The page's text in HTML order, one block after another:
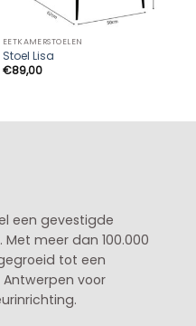
EETKAMERSTOELEN
Stoel Lisa
€89,00
een gevestigde
. Met meer dan 100.000
tot een
voor